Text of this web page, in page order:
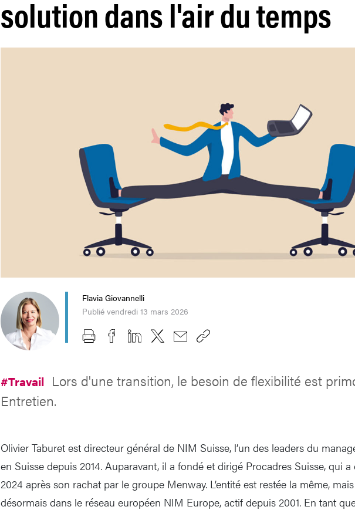
solution dans l'air du temps
Flavia Giovannelli
Publié vendredi 13 mars 2026
#Travail Lors d'une transition, le besoin de flexibilité est
Entretien.
Olivier Taburet est directeur général de NIM Suisse, l’un des leaders du
en Suisse depuis 2014. Auparavant, il a fondé et dirigé Procadres Suisse, qui
2024 après son rachat par le groupe Menway. L’entité est restée la même,
désormais dans le réseau européen NIM Europe, actif depuis 2001. En tant